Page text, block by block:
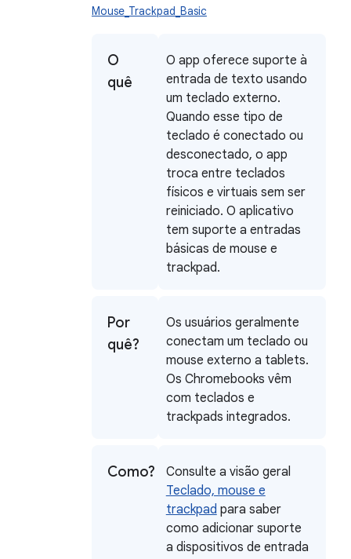
Mouse_Trackpad_Basic
O
quê
O app oferece suporte à
entrada de texto usando
um teclado externo.
Quando esse tipo de
teclado é conectado ou
desconectado, o app
troca entre teclados
físicos e virtuais sem ser
reiniciado. O aplicativo
tem suporte a entradas
básicas de mouse e
trackpad.
Por
quê?
Os usuários geralmente
conectam um teclado ou
mouse externo a tablets.
Os Chromebooks vêm
com teclados e
trackpads integrados.
Como?
Consulte a visão geral
Teclado, mouse e
trackpad para saber
como adicionar suporte
a dispositivos de entrada